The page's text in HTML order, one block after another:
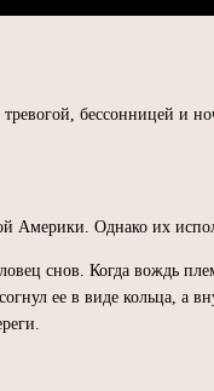
тревогой, бессонницей
Америки. Однако их
снов. Когда
ее в виде кольца, а